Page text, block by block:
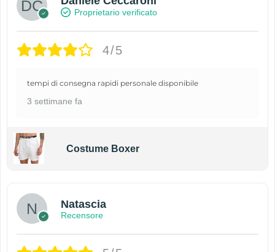
Proprietario verificato
4/5
tempi di consegna rapidi personale disponibile
3 settimane fa
Costume Boxer
Natascia
Recensore